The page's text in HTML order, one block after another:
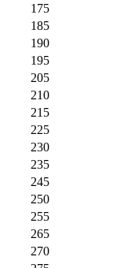
175
185
190
195
205
210
215
225
230
235
245
250
255
265
270